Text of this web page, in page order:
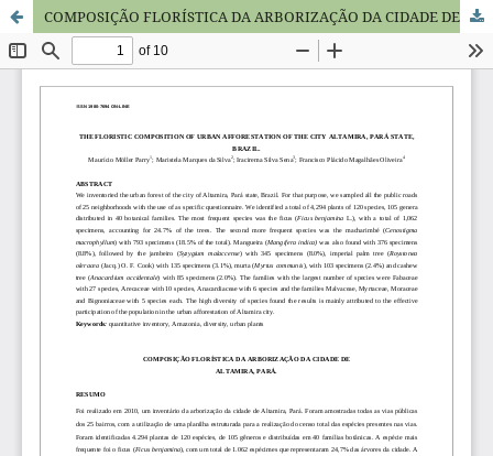
COMPOSIÇÃO FLORÍSTICA DA ARBORIZAÇÃO DA CIDADE DE ALTAMIRA, PARÁ.